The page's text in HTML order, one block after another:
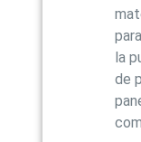
la
de